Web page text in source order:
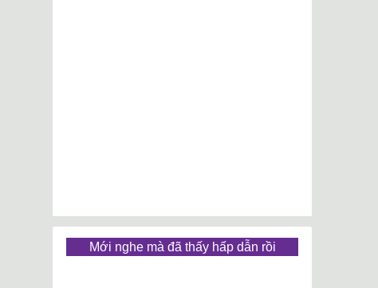
Mới nghe mà đã thấy hấp dẫn rồi